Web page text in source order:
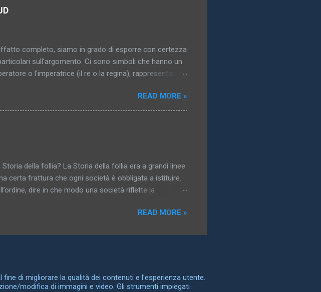
e scetticismo; l’idea sublimata,pallida, nordica,
salvifico, vincolante: a che ci potrebbe
completo, siamo in grado di esporre con certezza
sull'argomento. Ci sono simboli che hanno un
o l'imperatrice (il re o la regina), rappresentano i
parti del corpo e attività di interesse erotico; in
simboli spesso sorprendenti, e la più grande varietà
oggetti lunghi e rigidi, come tronchi e bastoni,
armadi, scatole, carrozze e forni rappresentano
comune in queste sostituzioni, è immediatamente
READ MORE »
della follia? La Storia della follia era a grandi linee
certa frattura che ogni società è obbligata a istituire.
dire in che modo una società riflette la
razionali. La Storia della follia è la storia della
era già nel sottotitolo della Nascita della clinica , e
che sarebbe il seguente. In una società le
READ MORE »
di migliorare la qualità dei contenuti e l'esperienza utente.
modifica di immagini e video. Gli strumenti impiegati